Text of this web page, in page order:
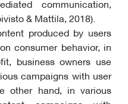
& Mattila, 2018).
produced by users
consumer behavior, in
business owners use
campaigns with user
other hand, in various